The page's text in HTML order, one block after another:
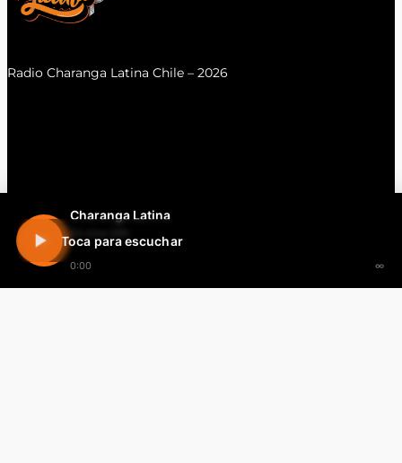
Charanga Latina
En vivo 24h
0:00 ∞
Toca para escuchar
Radio Charanga Latina Chile – 2026